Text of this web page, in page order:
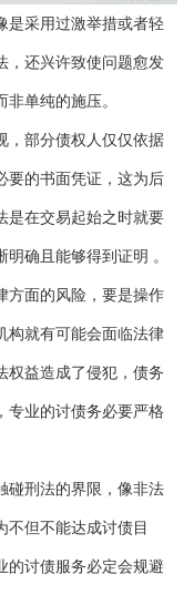
是采用过激举措或者轻
，还兴许致使问题愈发
单纯的施压。
，部分债权人仅仅依据
要的书面凭证，这为后
是在交易起始之时就要
确且能够得到证明 。
方面的风险，要是操作
构就有可能会面临法律
权益造成了侵犯，债务
专业的讨债务必要严格
碰刑法的界限，像非法
不但不能达成讨债目
的讨债服务必定会规避